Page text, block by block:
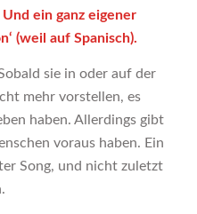
ein ganz eigener
(weil auf Spanisch).
sie in oder auf der
mehr vorstellen, es
haben. Allerdings gibt
voraus haben. Ein
Song, und nicht zuletzt